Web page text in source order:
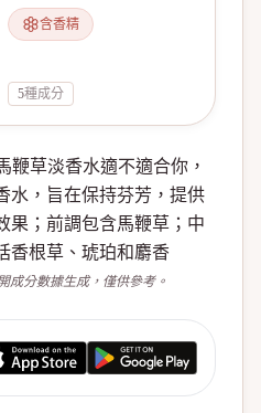
含香精
5種成分
鞭草淡香水適不適合你，
水，旨在保持芬芳，提供
果；前調包含馬鞭草；中
香根草、琥珀和麝香
成分數據生成，僅供參考。